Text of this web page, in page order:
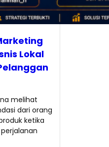
Lokal
melihat
dari orang
ketika